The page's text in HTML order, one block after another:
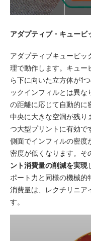
アダプティブ・キュービ
アダプティブキュービ
理で動作します。キュー
ら下に向いた立方体が1
ックインフィルとは異
の距離に応じて自動的に
中央に大きな空洞が残り
つ大型プリントに有効で
側面でインフィルの密度
密度が低くなります。そ
ント消費量の削減を実現
ポート力と同様の機械
消費量は、レクチリニア
す。